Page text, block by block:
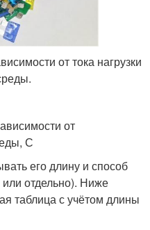
от тока нагрузки
от
С
его длину и способ
или отдельно). Ниже
таблица с учётом длины